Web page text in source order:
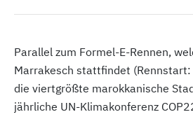
Parallel zum Formel-E-Rennen,
Marrakesch stattfindet
die viertgrößte marokkanische
jährliche UN-Klimakonferenz